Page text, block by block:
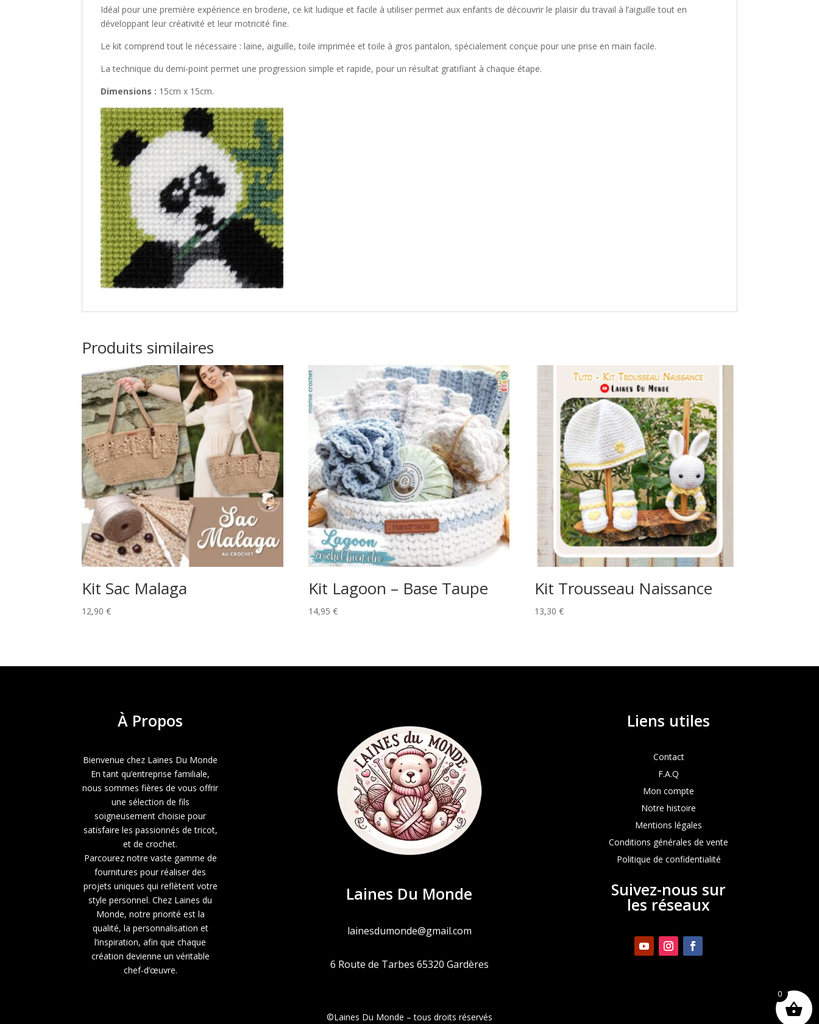
Idéal pour une première expérience en broderie, ce kit ludique et facile à utiliser permet aux enfants de découvrir le plaisir du travail à l’aiguille tout en
développant leur créativité et leur motricité fine.
Le kit comprend tout le nécessaire : laine, aiguille, toile imprimée et toile à gros pantalon, spécialement conçue pour une prise en main facile.
La technique du demi-point permet une progression simple et rapide, pour un résultat gratifiant à chaque étape.
Dimensions : 15cm x 15cm.
Produits similaires
Kit Sac Malaga
12,90€
Kit Lagoon – Base Taupe
14,95 €
Kit Trousseau Naissance
13,30€
À Propos
Bienvenue chez Laines Du Monde
En tant qu’entreprise familiale,
nous sommes fières de vous offrir
une sélection de fils
soigneusement choisie pour
satisfaire les passionnés de tricot,
et de crochet.
Parcourez notre vaste gamme de
fournitures pour réaliser des
projets uniques qui reflètent votre
style personnel. Chez Laines du
Monde, notre priorité est la
qualité, la personnalisation et
l’inspiration, afin que chaque
création devienne un véritable
chef-d’œuvre.
Laines Du Monde
lainesdumonde@gmail.com
6 Route de Tarbes 65320 Gardères
Liens utiles
Contact
F.A.Q
Mon compte
Notre histoire
Mentions légales
Conditions générales de vente
Politique de confidentialité
Suivez-nous sur
les réseaux
©Laines Du Monde – tous droits réservés
0